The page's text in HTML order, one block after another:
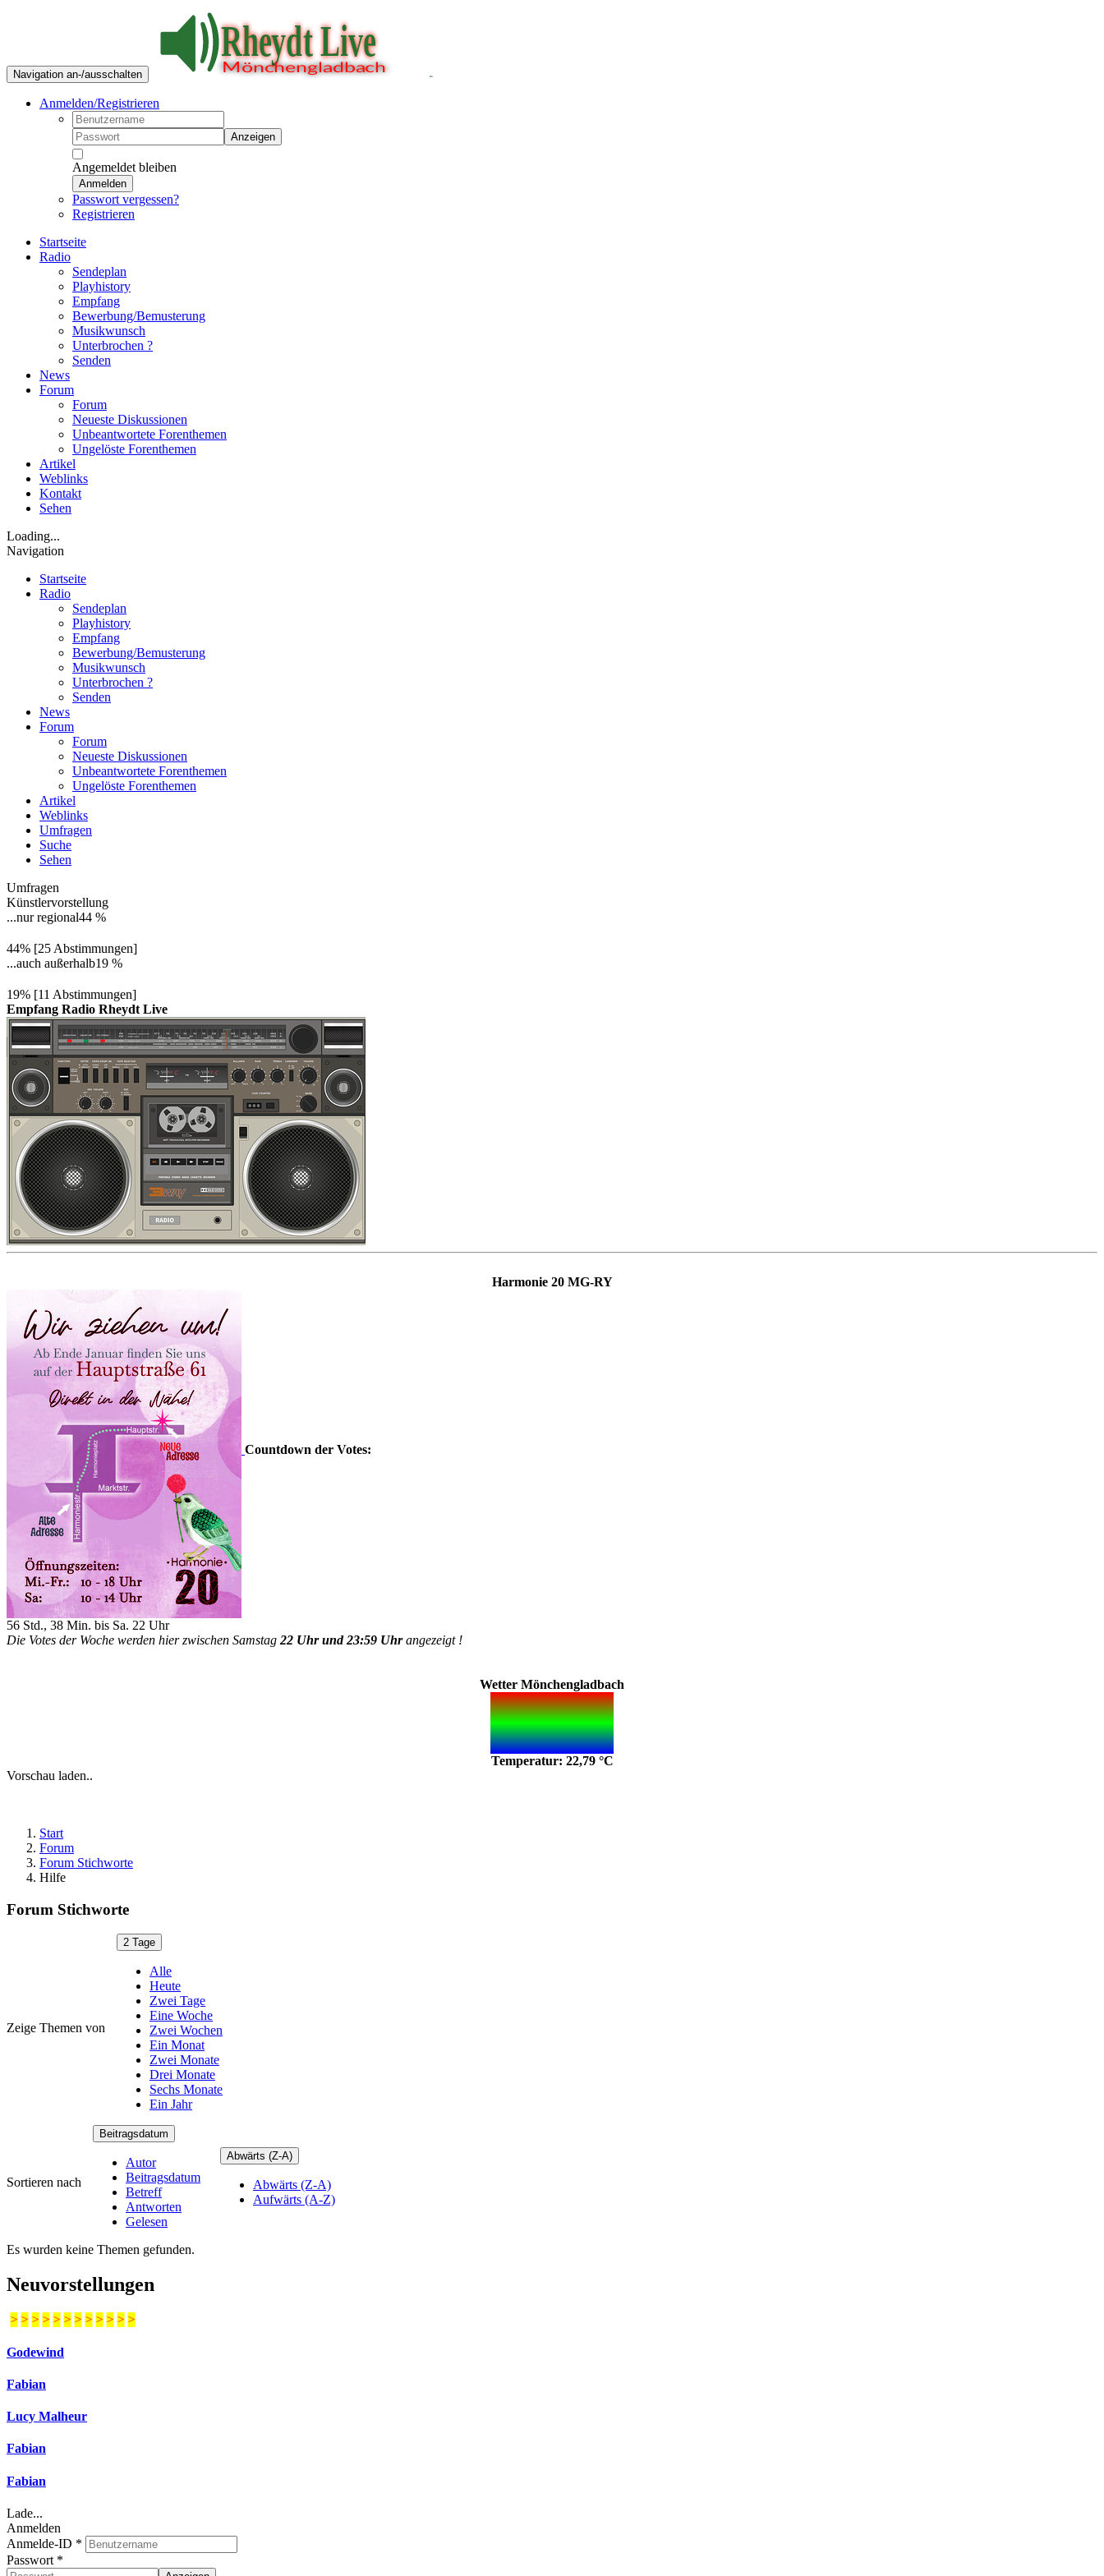
Navigation an-/ausschalten
Anmelden/Registrieren
Anzeigen
Angemeldet bleiben
Anmelden
Passwort vergessen?
Registrieren
Startseite
Radio
Sendeplan
Playhistory
Empfang
Bewerbung/Bemusterung
Musikwunsch
Unterbrochen ?
Senden
News
Forum
Forum
Neueste Diskussionen
Unbeantwortete Forenthemen
Ungelöste Forenthemen
Artikel
Weblinks
Kontakt
Sehen
Loading...
Navigation
Startseite
Radio
Sendeplan
Playhistory
Empfang
Bewerbung/Bemusterung
Musikwunsch
Unterbrochen ?
Senden
News
Forum
Forum
Neueste Diskussionen
Unbeantwortete Forenthemen
Ungelöste Forenthemen
Artikel
Weblinks
Umfragen
Suche
Sehen
Umfragen
Künstlervorstellung
...nur regional44 %
44% [25 Abstimmungen]
...auch außerhalb19 %
19% [11 Abstimmungen]
Empfang Radio Rheydt Live
Harmonie 20 MG-RY
Countdown der Votes:
56 Std., 38 Min. bis Sa. 22 Uhr
Die Votes der Woche werden hier zwischen Samstag 22 Uhr und 23:59 Uhrangezeigt !
Wetter Mönchengladbach
Temperatur: 22,79 °C
Vorschau laden..
Start
Forum
Forum Stichworte
Hilfe
Forum Stichworte
Zeige Themen von
2 Tage
Alle
Heute
Zwei Tage
Eine Woche
Zwei Wochen
Ein Monat
Zwei Monate
Drei Monate
Sechs Monate
Ein Jahr
Sortieren nach
Beitragsdatum
Autor
Beitragsdatum
Betreff
Antworten
Gelesen
Abwärts (Z-A)
Abwärts (Z-A)
Aufwärts (A-Z)
Es wurden keine Themen gefunden.
Neuvorstellungen
> > > > > > > > > > > >
Godewind
Fabian
Lucy Malheur
Fabian
Fabian
Lade...
Anmelden
Anmelde-ID *
Passwort *